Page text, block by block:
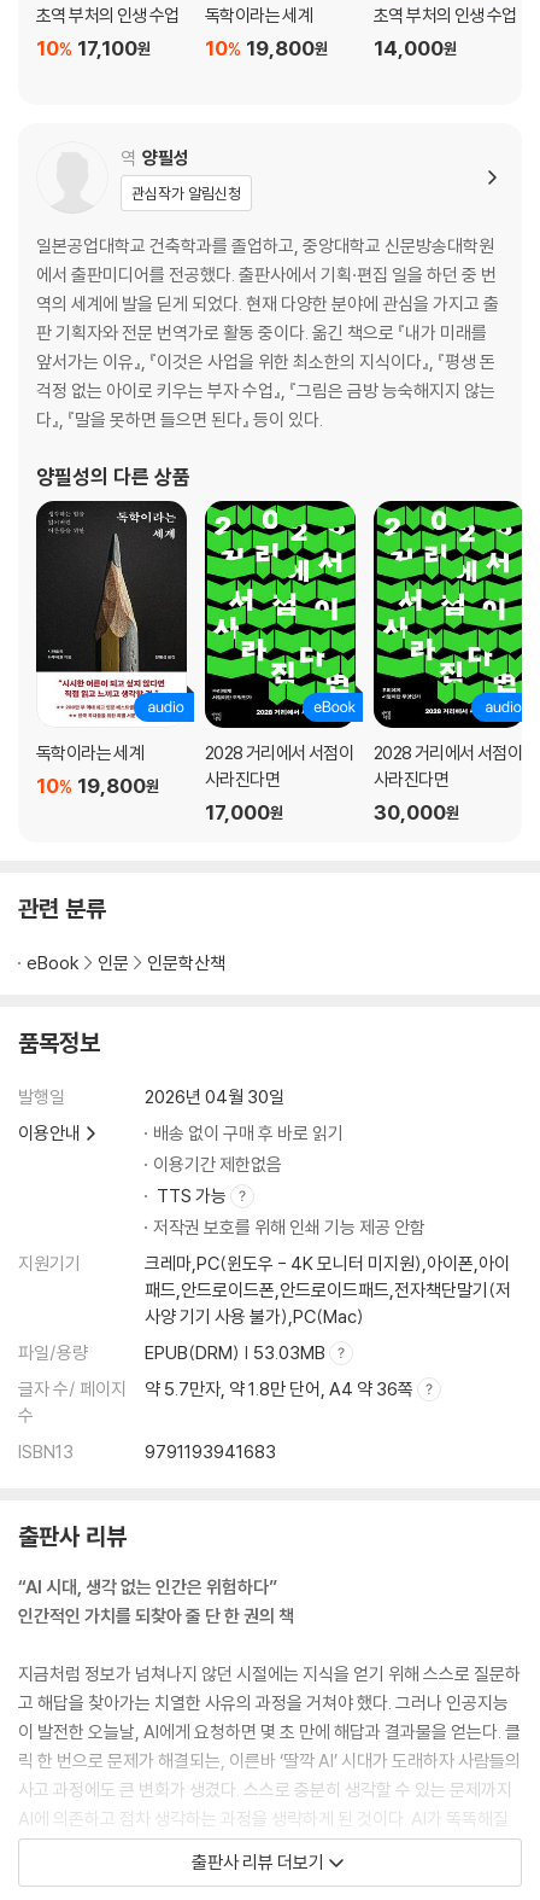
옳고 그름 대신 사고방식을 따진다
직접 조사하고 정리해야 머리에 남는다
오직 ‘나’를 위한 공부를 시작할 것
초역 부처의 인생 수업
17,100원
10%
독학이라는 세계
19,800원
10%
초역 부처의 인생 수업
14,000원
역 양필성
관심작가 알림신청
일본공업대학교 건축학과를 졸업하고, 중앙대학교 신문방송대학원
에서 출판미디어를 전공했다. 출판사에서 기획·편집 일을 하던 중 번
역의 세계에 발을 딛게 되었다. 현재 다양한 분야에 관심을 가지고 출
판 기획자와 전문 번역가로 활동 중이다. 옮긴 책으로 『내가 미래를
앞서가는 이유』, 『이것은 사업을 위한 최소한의 지식이다』, 『평생 돈
걱정 없는 아이로 키우는 부자 수업』, 『그림은 금방 능숙해지지 않는
다』, 『말을 못하면 들으면 된다』 등이 있다.
양필성의 다른 상품
독학이라는 세계
19,800원
10%
2028 거리에서 서점이
사라진다면
17,000원
2028 거리에서 서점이
사라진다면
30,000원
관련 분류
eBook 인문 인문학산책
품목정보
발행일
2026년 04월 30일
이용안내
배송 없이 구매 후 바로 읽기
이용기간 제한없음
TTS 가능
저작권 보호를 위해 인쇄 기능 제공 안함
지원기기
크레마,PC(윈도우 - 4K 모니터 미지원),아이폰,아이
패드,안드로이드폰,안드로이드패드,전자책단말기(저
사양 기기 사용 불가),PC(Mac)
파일/용량
EPUB(DRM) | 53.03MB
글자 수/ 페이지
수
약 5.7만자, 약 1.8만 단어, A4 약 36쪽
ISBN13 9791193941683
출판사 리뷰
“AI 시대, 생각 없는 인간은 위험하다”
인간적인 가치를 되찾아 줄 단 한 권의 책
지금처럼 정보가 넘쳐나지 않던 시절에는 지식을 얻기 위해 스스로 질문하
고 해답을 찾아가는 치열한 사유의 과정을 거쳐야 했다. 그러나 인공지능
이 발전한 오늘날, AI에게 요청하면 몇 초 만에 해답과 결과물을 얻는다. 클
릭 한 번으로 문제가 해결되는, 이른바 ‘딸깍 AI’ 시대가 도래하자 사람들의
사고 과정에도 큰 변화가 생겼다. 스스로 충분히 생각할 수 있는 문제까지
AI에 의존하고 점차 생각하는 과정을 생략하게 된 것이다. AI가 똑똑해질
수록 인간의 사고력은 약해지는 아이러니가 발생하고 있다.
출판사 리뷰 더보기